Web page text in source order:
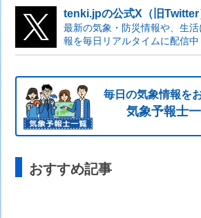
tenki.jpの公式X（旧Twitter
最新の気象・防災情報や、生
報を毎日リアルタイムに配信中
毎日の気象情報を
気象予報士
おすすめ記事